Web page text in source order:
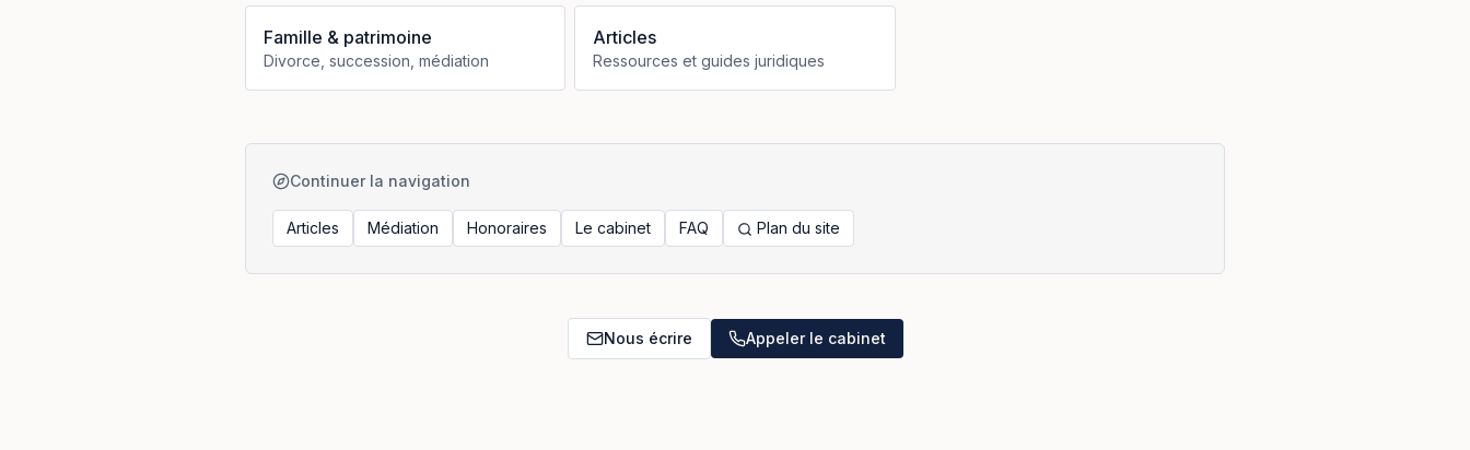
Famille & patrimoine
Divorce, succession, médiation
Articles
Ressources et guides juridiques
Continuer la navigation
Articles Médiation Honoraires Le cabinet FAQ Plan du site
Nous écrire Appeler le cabinet